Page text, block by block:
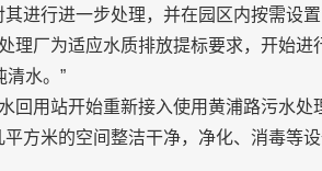
进行进一步处理，并在园区内按需设
理厂为适应水质排放提标要求，开始
清水。”
回用站开始重新接入使用黄浦路污水
方米的空间整洁干净，净化、消毒等